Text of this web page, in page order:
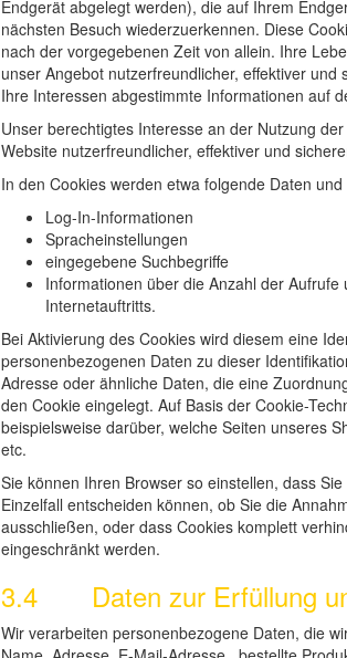
Endgerät abgelegt werden), die auf Ihrem
nächsten Besuch wiederzuerkennen. Diese
nach der vorgegebenen Zeit von allein. Ihre
unser Angebot nutzerfreundlicher, effektiver
Ihre Interessen abgestimmte Informationen auf
Unser berechtigtes Interesse an der Nutzung
Website nutzerfreundlicher, effektiver und
In den Cookies werden etwa folgende Daten
Log-In-Informationen
Spracheinstellungen
eingegebene Suchbegriffe
Informationen über die Anzahl der
Internetauftritts.
Bei Aktivierung des Cookies wird diesem eine
personenbezogenen Daten zu dieser
Adresse oder ähnliche Daten, die eine
den Cookie eingelegt. Auf Basis der Cookie-
beispielsweise darüber, welche Seiten unseres
etc.
Sie können Ihren Browser so einstellen, dass
Einzelfall entscheiden können, ob Sie die
ausschließen, oder dass Cookies komplett
eingeschränkt werden.
3.4 Daten zur Erfüllung
Wir verarbeiten personenbezogene Daten, die